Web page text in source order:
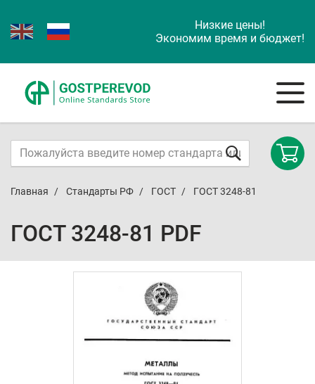
Низкие цены!
Экономим время и бюджет!
Главная Стандарты РФ ГОСТ ГОСТ 3248-81
ГОСТ 3248-81 PDF